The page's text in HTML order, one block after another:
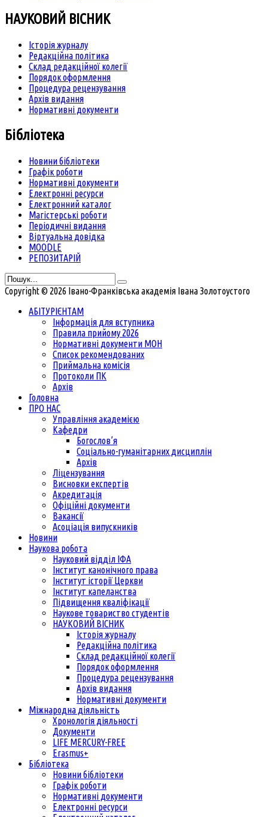
НАУКОВИЙ ВІСНИК
Історія журналу
Редакційна політика
Склад редакційної колегії
Порядок оформлення
Процедура рецензування
Архів видання
Нормативні документи
Бібліотека
Новини бібліотеки
Графік роботи
Нормативні документи
Електронні ресурси
Електронний каталог
Магістерські роботи
Періодичні видання
Віртуальна довідка
MOODLE
РЕПОЗИТАРІЙ
Copyright © 2026 Івано-Франківська академія Івана Золотоустого
АБІТУРІЄНТАМ
Інформація для вступника
Правила прийому 2026
Нормативні документи МОН
Список рекомендованих
Приймальна комісія
Протоколи ПК
Архів
Головна
ПРО НАС
Управління академією
Кафедри
Богослов’я
Соціально-гуманітарних дисциплін
Архів
Ліцензування
Висновки експертів
Акредитація
Офіційні документи
Вакансії
Асоціація випускників
Новини
Наукова робота
Науковий відділ ІФА
Інститут канонічного права
Інститут історії Церкви
Інститут капеланства
Підвищення кваліфікації
Наукове товариство студентів
НАУКОВИЙ ВІСНИК
Історія журналу
Редакційна політика
Склад редакційної колегії
Порядок оформлення
Процедура рецензування
Архів видання
Нормативні документи
Міжнародна діяльність
Хронологія діяльності
Документи
LIFE MERCURY-FREE
Erasmus+
Бібліотека
Новини бібліотеки
Графік роботи
Нормативні документи
Електронні ресурси